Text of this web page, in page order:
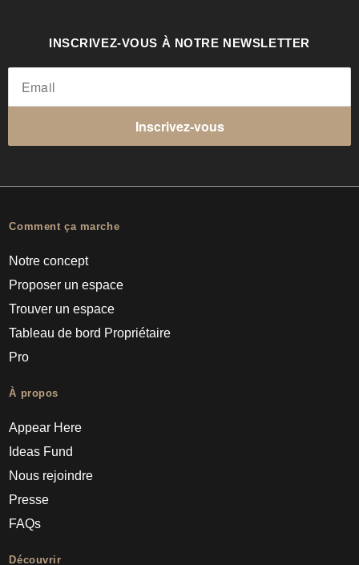
INSCRIVEZ-VOUS À NOTRE NEWSLETTER
Inscrivez-vous
Comment ça marche
Notre concept
Proposer un espace
Trouver un espace
Tableau de bord Propriétaire
Pro
À propos
Appear Here
Ideas Fund
Nous rejoindre
Presse
FAQs
Découvrir